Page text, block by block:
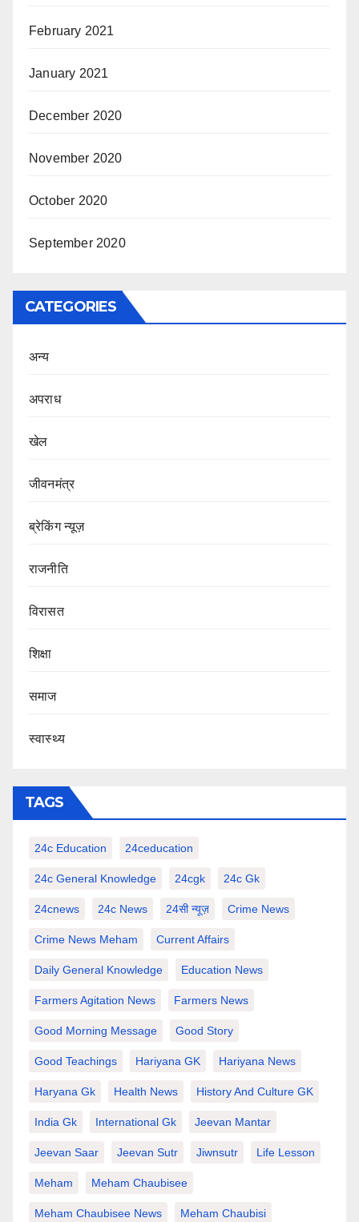
February 2021
January 2021
December 2020
November 2020
October 2020
September 2020
CATEGORIES
अन्य
अपराध
खेल
जीवनमंत्र
ब्रेकिंग न्यूज़
राजनीति
‍‍विरासत
शिक्षा
समाज
स्वास्थ्य
TAGS
24c Education 24ceducation
24c General Knowledge 24cgk 24c Gk
24cnews 24c News 24सी न्यूज़ Crime News
Crime News Meham Current Affairs
Daily General Knowledge Education News
Farmers Agitation News Farmers News
Good Morning Message Good Story
Good Teachings Hariyana GK Hariyana News
Haryana Gk Health News History And Culture GK
India Gk International Gk Jeevan Mantar
Jeevan Saar Jeevan Sutr Jiwnsutr Life Lesson
Meham Meham Chaubisee
Meham Chaubisee News Meham Chaubisi